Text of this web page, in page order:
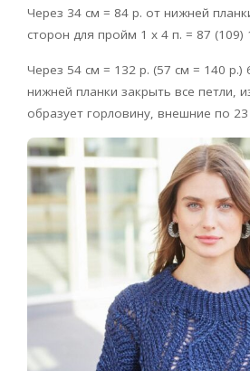
Через 34 см = 84 р. от нижней
сторон для пройм 1 х 4 п. = 87 (109)
Через 54 см = 132 р. (57 см = 140 р.)
нижней планки закрыть все петли,
образует горловину, внешние по